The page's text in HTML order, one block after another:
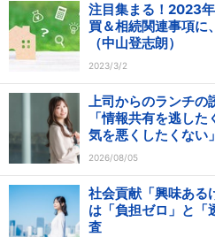
注目集まる！2023
買＆相続関連事項に
（中山登志朗）
2023/3/2
上司からのランチの
「情報共有を逃し
気を悪くしたくない
2026/08/05
社会貢献「興味ある
は「負担ゼロ」と「
査